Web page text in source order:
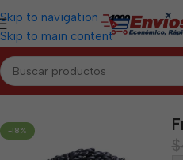
Skip to navigation
Skip to main content
Inicio/VILLA CLARA/Granos Villa
-18%
$